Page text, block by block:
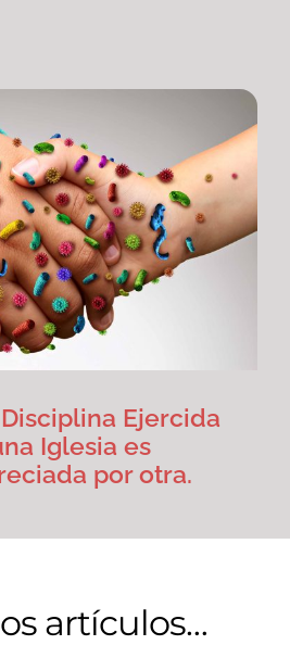
Ejercida
Iglesia es
por otra.
Eclesiología
Ejercida
Iglesia es
por otra.
artículos…